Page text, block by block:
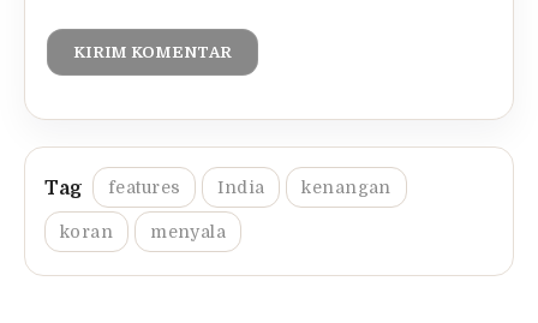
features India kenangan
koran menyala